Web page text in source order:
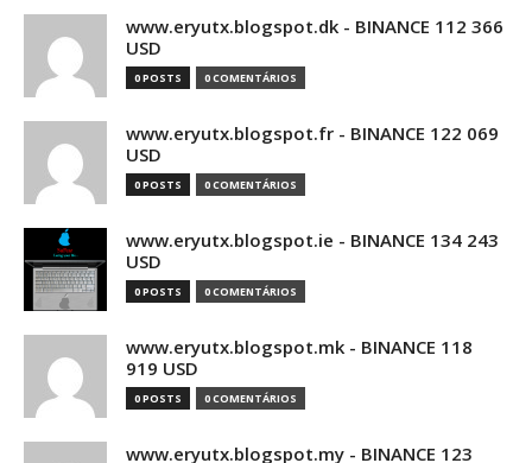
www.eryutx.blogspot.dk - BINANCE 112 366
USD
0 POSTS 0 COMENTÁRIOS
www.eryutx.blogspot.fr - BINANCE 122 069
USD
0 POSTS 0 COMENTÁRIOS
www.eryutx.blogspot.ie - BINANCE 134 243
USD
0 POSTS 0 COMENTÁRIOS
www.eryutx.blogspot.mk - BINANCE 118
919 USD
0 POSTS 0 COMENTÁRIOS
www.eryutx.blogspot.my - BINANCE 123